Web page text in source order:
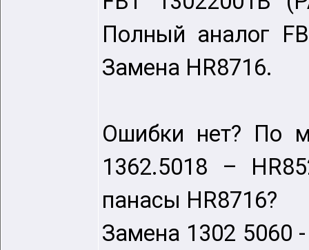
Полный аналог
Замена HR8716.
Ошибки нет? По
1362.5018 –
панасы HR8716?
Замена 1302 5060